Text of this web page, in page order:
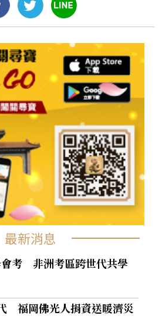
最新消息
考 非洲考區跨世代共學
福岡佛光人捐資送暖濟災